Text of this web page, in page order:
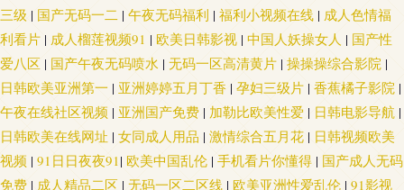
三级 | 国产无码一二 | 午夜无码福利 | 福利小视频在线 | 成人色情福
利看片 | 成人榴莲视频91 | 欧美日韩影视 | 中国人妖操女人 | 国产性
爱八区 | 国产午夜无码喷水 | 无码一区高清黄片 | 操操操综合影院 |
日韩欧美亚洲第一 | 亚洲婷婷五月丁香 | 孕妇三级片 | 香蕉橘子影院 |
午夜在线社区视频 | 亚洲国产免费 | 加勒比欧美性爱 | 日韩电影导航 |
日韩欧美在线网址 | 女同成人用品 | 激情综合五月花 | 日韩视频欧美
视频 | 91日日夜夜91| 欧美中国乱伦 | 手机看片你懂得 | 国产成人无码
免费 | 成人精品二区 | 无码一区二区线 | 欧美亚洲性爱乱伦 | 91影视